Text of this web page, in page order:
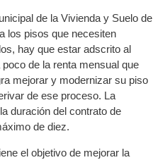
de la Vivienda y Suelo de
los pisos que necesiten
hay que estar adscrito al
de la renta mensual que
mejorar y modernizar su piso
de ese proceso. La
duración del contrato de
de diez.
el objetivo de mejorar la